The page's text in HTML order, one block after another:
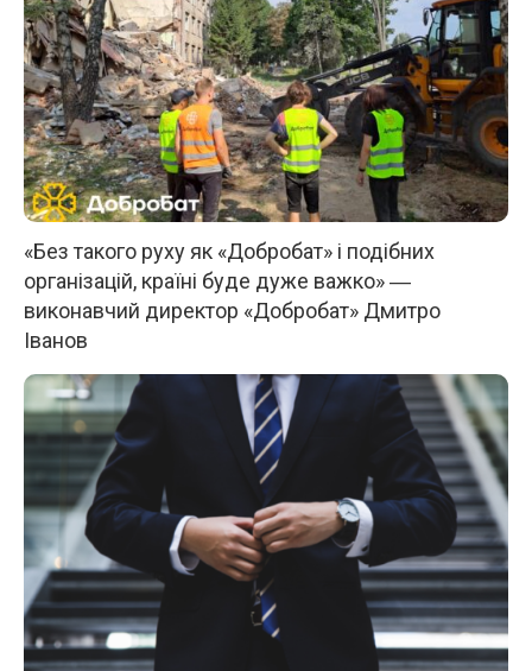
«Без такого руху як «Добробат» і подібних
організацій, країні буде дуже важко» ―
виконавчий директор «Добробат» Дмитро
Іванов